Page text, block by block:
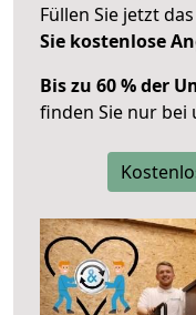
Füllen Sie jetzt
Sie kostenlose
Bis zu 60 % der
finden Sie nur bei